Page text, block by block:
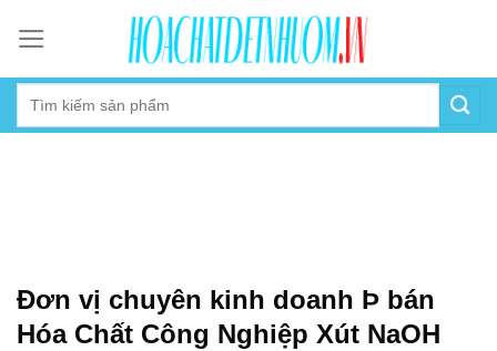
content
Đơn vị chuyên kinh doanh Þ bán
Hóa Chất Công Nghiệp Xút NaOH